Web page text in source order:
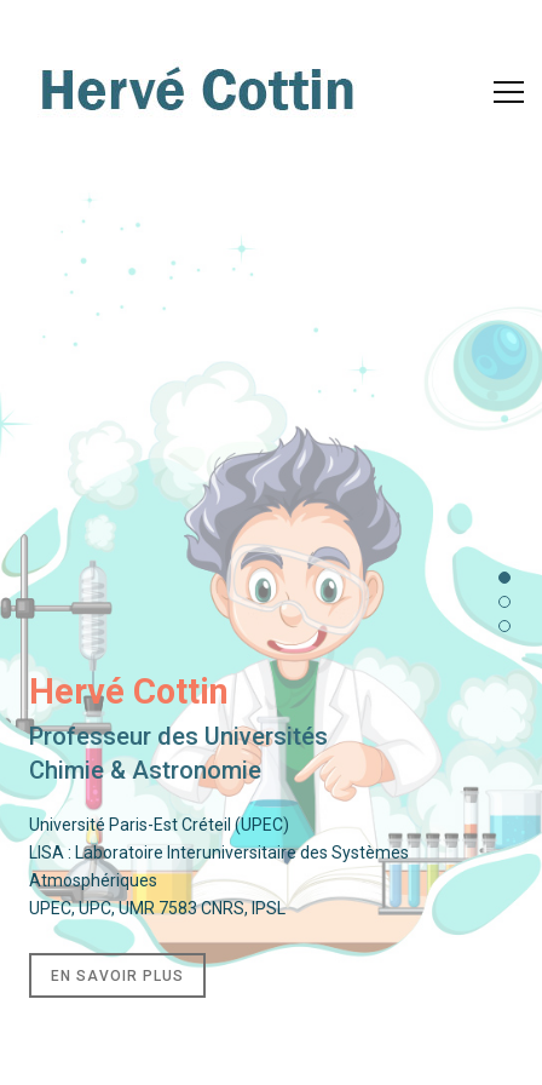
Hervé Cottin
Professeur des Universités
Chimie & Astronomie
Université Paris-Est Créteil (UPEC)
LISA : Laboratoire Interuniversitaire des Systèmes
Atmosphériques
UPEC, UPC, UMR 7583 CNRS, IPSL
EN SAVOIR PLUS